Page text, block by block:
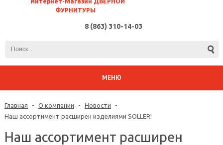
ФУРНИТУРЫ
8 (863) 310-14-03
МЕНЮ
Главная - О компании - Новости
-
Наш ассортимент расширен изделиями SOLLER!
Наш ассортимент расширен